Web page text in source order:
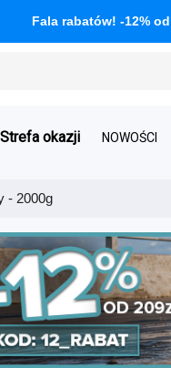
Fala rabatów! -12% od
Strefa okazji NOWOŚCI
- 2000g